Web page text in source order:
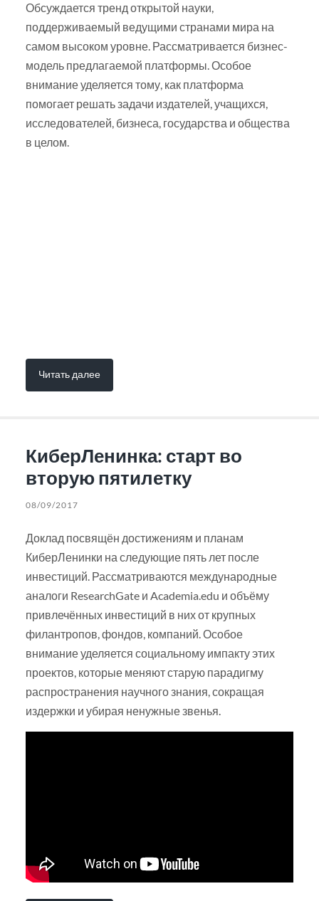
Обсуждается тренд открытой науки,
поддерживаемый ведущими странами мира на
самом высоком уровне. Рассматривается бизнес-
модель предлагаемой платформы. Особое
внимание уделяется тому, как платформа
помогает решать задачи издателей, учащихся,
исследователей, бизнеса, государства и общества
в целом.
Читать далее
КиберЛенинка: старт во
вторую пятилетку
08/09/2017
Доклад посвящён достижениям и планам
КиберЛенинки на следующие пять лет после
инвестиций. Рассматриваются международные
аналоги ResearchGate и Academia.edu и объёму
привлечённых инвестиций в них от крупных
филантропов, фондов, компаний. Особое
внимание уделяется социальному импакту этих
проектов, которые меняют старую парадигму
распространения научного знания, сокращая
издержки и убирая ненужные звенья.